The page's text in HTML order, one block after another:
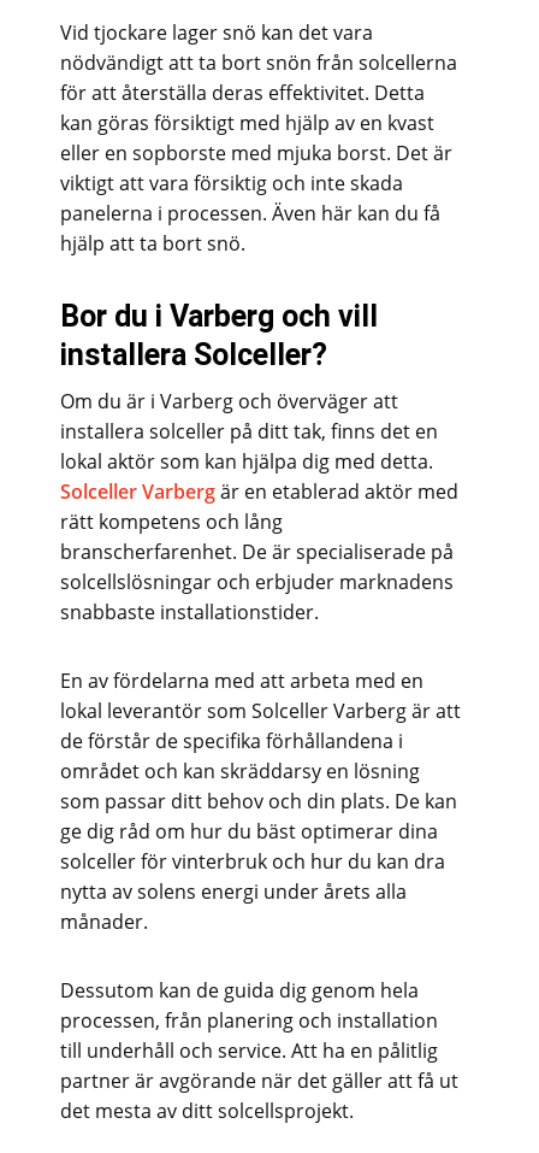
Vid tjockare lager snö kan det vara
nödvändigt att ta bort snön från solcellerna
för att återställa deras effektivitet. Detta
kan göras försiktigt med hjälp av en kvast
eller en sopborste med mjuka borst. Det är
viktigt att vara försiktig och inte skada
panelerna i processen. Även här kan du få
hjälp att ta bort snö.
Bor du i Varberg och vill
installera Solceller?
Om du är i Varberg och överväger att
installera solceller på ditt tak, finns det en
lokal aktör som kan hjälpa dig med detta.
Solceller Varbergär en etablerad aktör med
rätt kompetens och lång
branscherfarenhet. De är specialiserade på
solcellslösningar och erbjuder marknadens
snabbaste installationstider.
En av fördelarna med att arbeta med en
lokal leverantör som Solceller Varberg är att
de förstår de specifika förhållandena i
området och kan skräddarsy en lösning
som passar ditt behov och din plats. De kan
ge dig råd om hur du bäst optimerar dina
solceller för vinterbruk och hur du kan dra
nytta av solens energi under årets alla
månader.
Dessutom kan de guida dig genom hela
processen, från planering och installation
till underhåll och service. Att ha en pålitlig
partner är avgörande när det gäller att få ut
det mesta av ditt solcellsprojekt.